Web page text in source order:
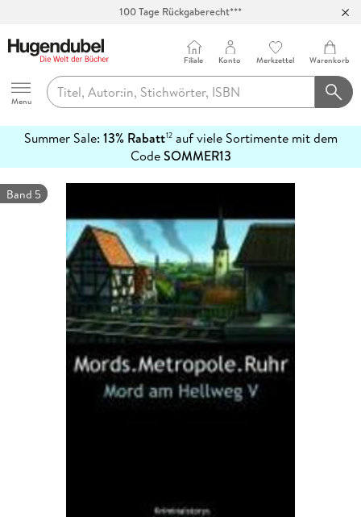
100 Tage Rückgaberecht***
Hugendubel
Menu
Filiale Konto Merkzettel Warenkorb
Summer Sale: 13% Rabatt12auf viele Sortimente mit dem
CodeSOMMER13
erfahren
Band 5